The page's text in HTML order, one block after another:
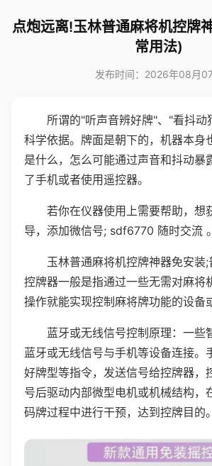
点炮远离!玉林普通麻将机控牌
常用法)
发布时间：2026年08月
所谓的"听声音辨好牌"、"看抖动
科学依据。牌面是朝下的，机器本身
是什么，怎么可能通过声音和抖动暴
了手机或者使用遥控器。
若你在仪器使用上需要帮助，想
导，添加微信号; sdf6770 随时交流 。
玉林普通麻将机控牌神器免安装
控牌器一般是指通过一些无需对麻将
操作就能实现控制麻将牌功能的设备
蓝牙或无线信号控制原理：一些
蓝牙或无线信号与手机等设备连接。
好牌型等指令，发送信号给控牌器，
号后驱动内部微型电机或机械结构，
码牌过程中进行干预，达到控牌目的。